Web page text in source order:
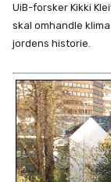
UiB-forsker Kikki
skal omhandle
jordens historie.